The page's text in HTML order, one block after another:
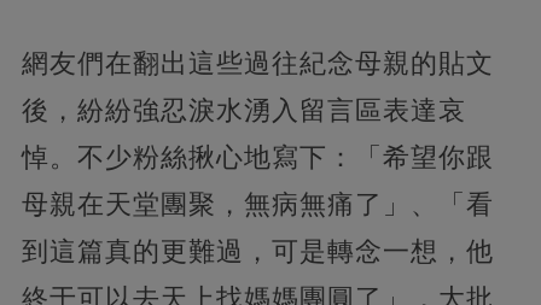
網友們在翻出這些過往紀念母親的貼文
後，紛紛強忍淚水湧入留言區表達哀
悼。不少粉絲揪心地寫下：「希望你跟
母親在天堂團聚，無病無痛了」、「看
到這篇真的更難過，可是轉念一想，他
終于可以去天上找媽媽團圓了」，大批